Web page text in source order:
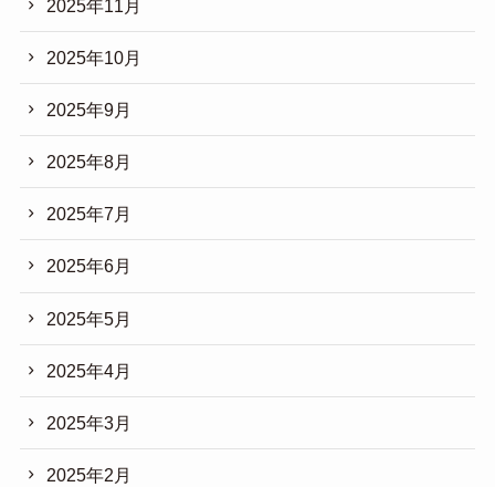
2025年11月
2025年10月
2025年9月
2025年8月
2025年7月
2025年6月
2025年5月
2025年4月
2025年3月
2025年2月